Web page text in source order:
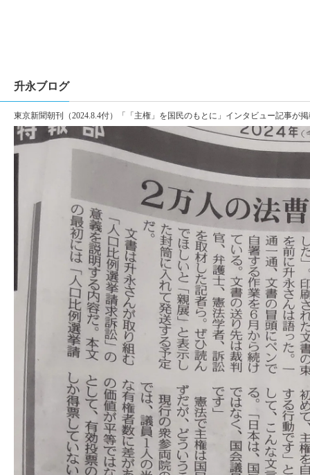
升永ブログ
東京新聞朝刊（2024.8.4付）「「主権」を国民のもとに」インタビュー記事が